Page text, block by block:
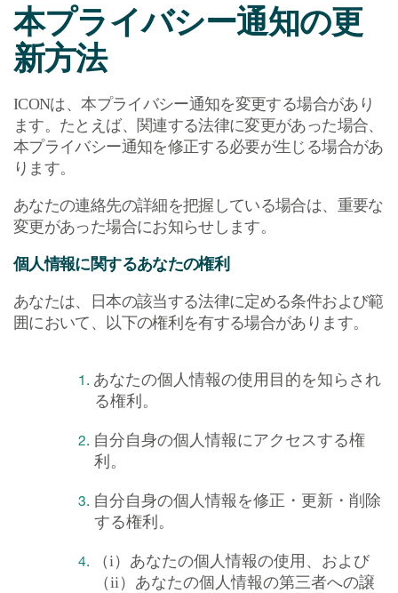
本プライバシー通知の更
新方法
ICONは、本プライバシー通知を変更する場合があり
ます。たとえば、関連する法律に変更があった場合、
本プライバシー通知を修正する必要が生じる場合があ
ります。
あなたの連絡先の詳細を把握している場合は、重要な
変更があった場合にお知らせします。
個人情報に関するあなたの権利
あなたは、日本の該当する法律に定める条件および範
囲において、以下の権利を有する場合があります。
あなたの個人情報の使用目的を知らされ
る権利。
自分自身の個人情報にアクセスする権
利。
自分自身の個人情報を修正・更新・削除
する権利。
（i）あなたの個人情報の使用、および
（ii）あなたの個人情報の第三者への譲